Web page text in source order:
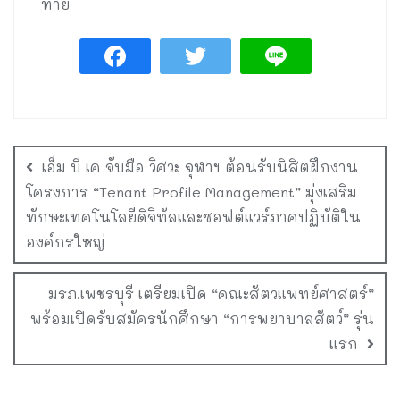
ท้าย
เอ็ม บี เค จับมือ วิศวะ จุฬาฯ ต้อนรับนิสิตฝึกงาน
โครงการ “Tenant Profile Management” มุ่งเสริม
ทักษะเทคโนโลยีดิจิทัลและซอฟต์แวร์ภาคปฏิบัติใน
องค์กรใหญ่
มรภ.เพชรบุรี เตรียมเปิด “คณะสัตวแพทย์ศาสตร์”
พร้อมเปิดรับสมัครนักศึกษา “การพยาบาลสัตว์” รุ่น
แรก